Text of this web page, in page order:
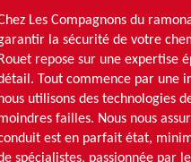
Les Compagnons du
la sécurité de votre
Rouet repose sur une expertise
Tout commence par une
utilisons des technologies
failles. Nous nous
est en parfait état,
spécialistes, passionnée par